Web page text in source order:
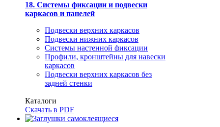
18. Системы фиксации и подвески
каркасов и панелей
Подвески верхних каркасов
Подвески нижних каркасов
Системы настенной фиксации
Профили, кронштейны для навески
каркасов
Подвески верхних каркасов без
задней стенки
Каталоги
Скачать в PDF